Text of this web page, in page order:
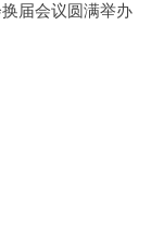
届会议圆满举办